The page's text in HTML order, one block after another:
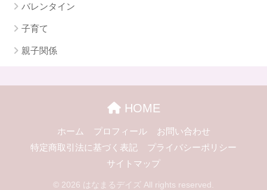
バレンタイン
子育て
親子関係
HOME
ホーム プロフィール
お問い合わせ
特定商取引法に基づく表記
プライバシーポリシー
サイトマップ
© 2026 はなまるデイズ All rights reserved.